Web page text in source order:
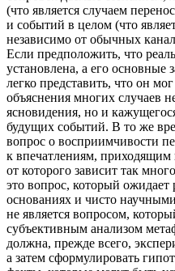
(что является случаем
и событий в целом (что
независимо от обычных
Если предположить, что
установлена, а его
легко представить, что он
объяснения многих случаев
ясновидения, но и
будущих событий. В то же
вопрос о восприимчивости
к впечатлениям, приходящим
от которого зависит так
это вопрос, который
основаниях и чисто
не является вопросом,
субъективным анализом
должна, прежде всего,
а затем сформулировать